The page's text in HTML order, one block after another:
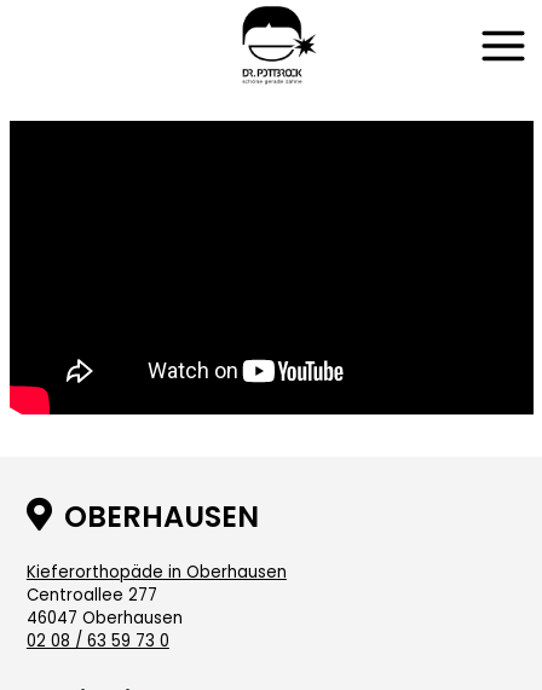
 OBERHAUSEN
Kieferorthopäde in Oberhausen
Centroallee 277
46047 Oberhausen
02 08 / 63 59 73 0